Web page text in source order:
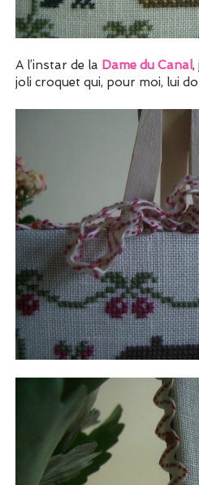
A l’instar de la Dame du Canal,
joli croquet qui, pour moi, lui